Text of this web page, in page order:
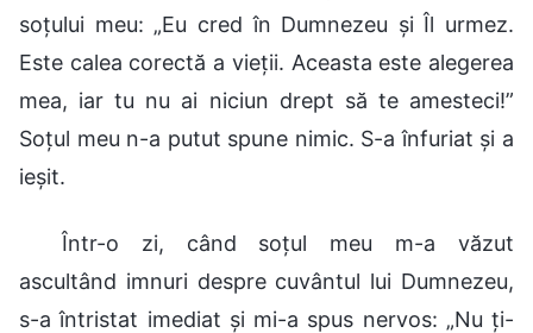
soțului meu: „Eu cred în Dumnezeu și Îl urmez.
Este calea corectă a vieții. Aceasta este alegerea
mea, iar tu nu ai niciun drept să te amesteci!”
Soțul meu n-a putut spune nimic. S-a înfuriat și a
ieșit.
Într-o zi, când soțul meu m-a văzut
ascultând imnuri despre cuvântul lui Dumnezeu,
s-a întristat imediat și mi-a spus nervos: „Nu ți-